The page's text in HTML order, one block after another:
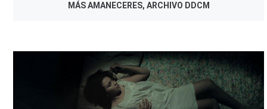
MÁS AMANECERES, ARCHIVO DDCM